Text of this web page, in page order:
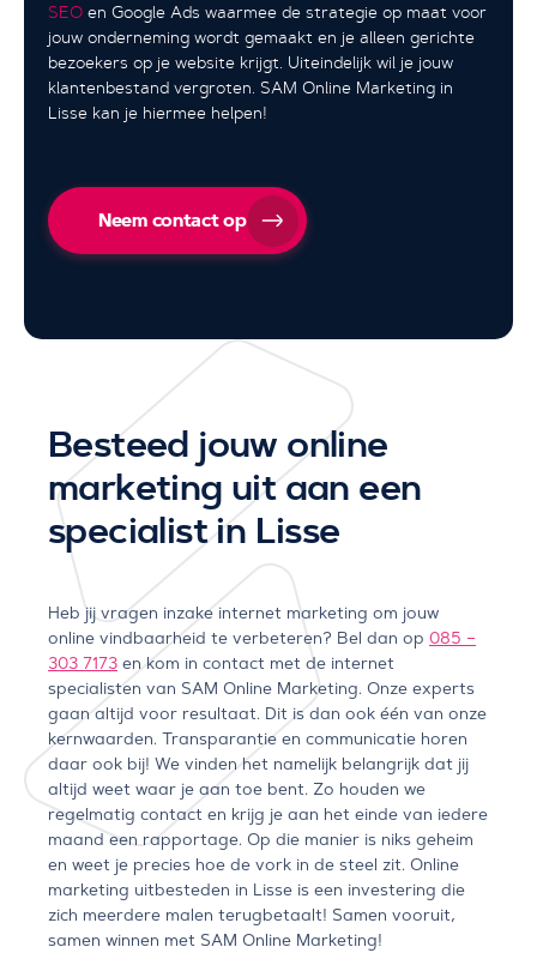
SEO en Google Ads waarmee de strategie op maat voor
jouw onderneming wordt gemaakt en je alleen gerichte
bezoekers op je website krijgt. Uiteindelijk wil je jouw
klantenbestand vergroten. SAM Online Marketing in
Lisse kan je hiermee helpen!
Neem contact op
Besteed jouw online
marketing uit aan een
specialist in Lisse
Heb jij vragen inzake internet marketing om jouw
online vindbaarheid te verbeteren? Bel dan op 085 –
303 7173 en kom in contact met de internet
specialisten van SAM Online Marketing. Onze experts
gaan altijd voor resultaat. Dit is dan ook één van onze
kernwaarden. Transparantie en communicatie horen
daar ook bij! We vinden het namelijk belangrijk dat jij
altijd weet waar je aan toe bent. Zo houden we
regelmatig contact en krijg je aan het einde van iedere
maand een rapportage. Op die manier is niks geheim
en weet je precies hoe de vork in de steel zit. Online
marketing uitbesteden in Lisse is een investering die
zich meerdere malen terugbetaalt! Samen vooruit,
samen winnen met SAM Online Marketing!